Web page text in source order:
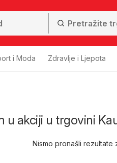
i Moda Zdravlje i Ljepota
u akciji u trgovini
Nismo pronašli rezultate